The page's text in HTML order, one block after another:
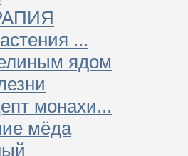
...
ядом
монахи...
мёда